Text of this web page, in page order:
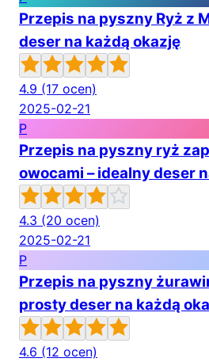
Przepis na pyszny Ryż z
deser na każdą okazję
4.9 (17 ocen)
2025-02-21
P
Przepis na pyszny ryż
owocami – idealny deser
4.3 (20 ocen)
2025-02-21
P
Przepis na pyszny
prosty deser na każdą
4.6 (12 ocen)